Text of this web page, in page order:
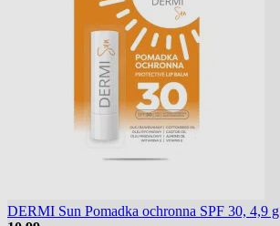
DERMI Sun Pomadka ochronna SPF 30, 4,9 g